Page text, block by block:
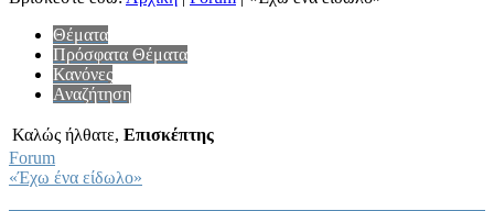
Θέματα
Πρόσφατα Θέματα
Κανόνες
Αναζήτηση
Καλώς ήλθατε, Επισκέπτης
Forum
«Έχω ένα είδωλο»